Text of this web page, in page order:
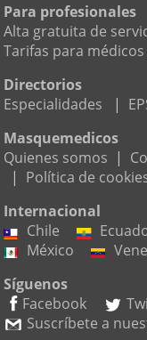
Para profesionales
Alta gratuita de
Tarifas para
Directorios
Especialidades
|
Masquemedicos
Quienes somos |
| Política de
Internacional
Chile
México
Síguenos
Facebook
Suscríbete a